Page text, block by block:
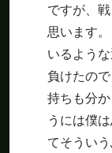
ですが、
思います
いるよう
負けたの
持ちも分
うには僕
てそうい